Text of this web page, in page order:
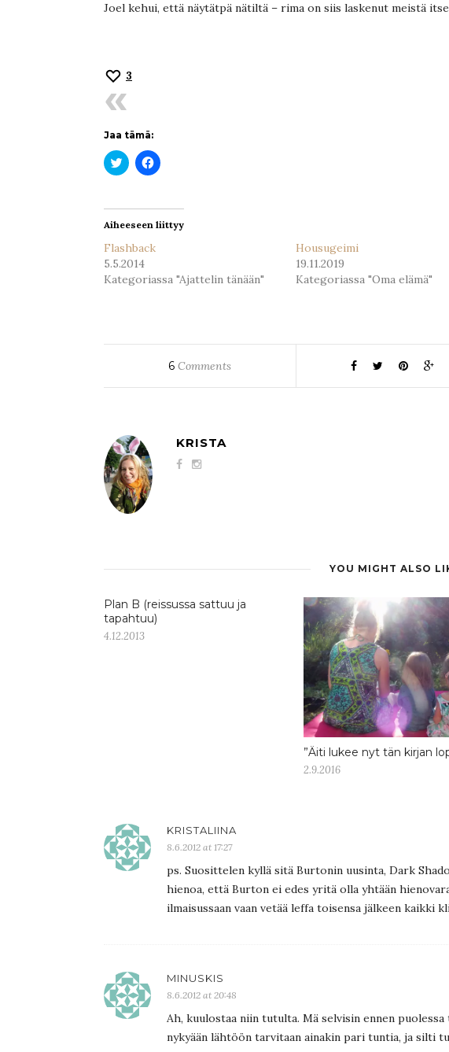
Joel kehui, että näytätpä nätiltä – rima on siis laskenut meistä
3
Jaa tämä:
Jaa
Twitterissä(Avautuu
Jaa
Facebookissa(Avautuu
Aiheeseen liittyy
Flashback
5.5.2014
Kategoriassa "Ajattelin tänään"
Housugeimi
19.11.2019
Kategoriassa "Oma elämä"
6 Comments
KRISTA
YOU MIGHT ALSO
Plan B (reissussa sattuu ja
tapahtuu)
4.12.2013
”Äiti lukee nyt tän kirjan
2.9.2016
KRISTALIINA
8.6.2012 at 17:27
ps. Suosittelen kyllä sitä Burtonin uusinta, Dark
hienoa, että Burton ei edes yritä olla yhtään
ilmaisussaan vaan vetää leffa toisensa jälkeen kaikki
MINUSKIS
8.6.2012 at 20:48
Ah, kuulostaa niin tutulta. Mä selvisin ennen
nykyään lähtöön tarvitaan ainakin pari tuntia, ja silti